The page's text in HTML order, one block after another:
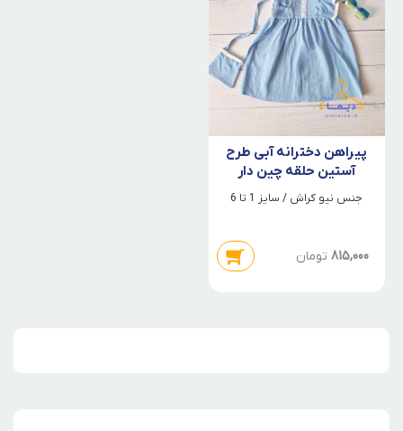
پیراهن دخترانه آبی طرح
آستین حلقه چین دار
جنس نیو کراش / سایز 1 تا 6
815,000 تومان